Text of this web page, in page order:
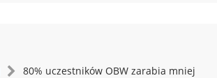
80% uczestników OBW zarabia mniej